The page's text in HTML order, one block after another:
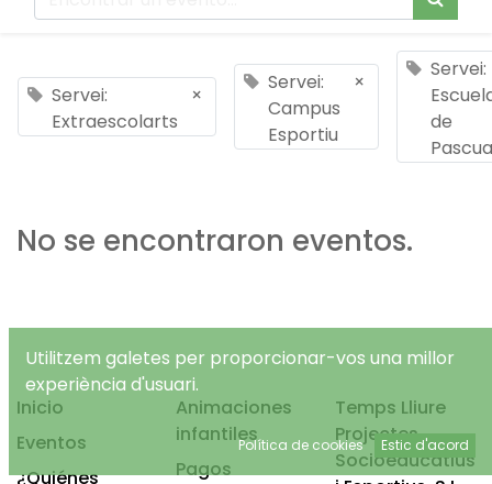
Servei:
Extraescolarts
×
Servei:
Campus
Esportiu
×
Servei:
de
Pascua
No se encontraron eventos.
Inicio
Eventos
¿Quiénes
Animaciones
infantiles
Pagos
Temps Lliure
Projectes
Socioeducatius
Utilitzem galetes per proporcionar-vos una millor
experiència d'usuari.
Política de cookies Estic d'acord